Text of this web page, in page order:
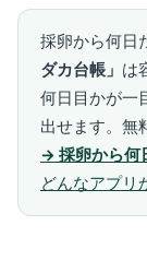
採卵から何日
ダカ台帳」 は
何日目かが一
出せます。無
→ 採卵から何
どんなアプリ